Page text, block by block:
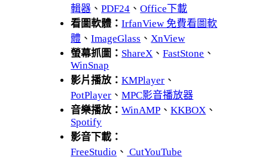
輯器 、PDF24 、Office下載
看圖軟體：IrfanView 免費看圖軟
體 、ImageGlass 、 XnView
螢幕抓圖： ShareX 、FastStone 、
WinSnap
影片播放：KMPlayer 、
PotPlayer 、MPC影音播放器
音樂播放：WinAMP 、KKBOX 、
Spotify
影音下載：
FreeStudio 、 CutYouTube